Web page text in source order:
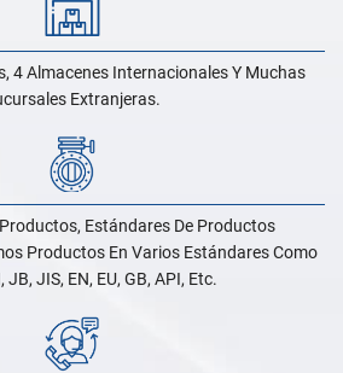
4 Almacenes Internacionales Y Muchas
Extranjeras.
Estándares De Productos
Productos En Varios Estándares Como
JB, JIS, EN, EU, GB, API, Etc.